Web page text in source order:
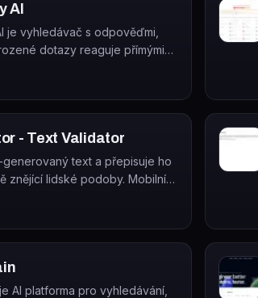
AI
je vyhledávač s odpověďmi,
dotazy reaguje přímými
citacemi aktuálních
- Text Validator
generovaný text a přepisuje ho
znějící lidské podoby. Mobilní
iPhone, iPad a Mac.
AI platforma pro vyhledávání,